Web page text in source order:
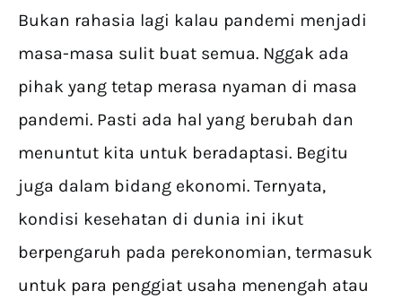
Bukan rahasia lagi kalau pandemi menjadi
masa-masa sulit buat semua. Nggak ada
pihak yang tetap merasa nyaman di masa
pandemi. Pasti ada hal yang berubah dan
menuntut kita untuk beradaptasi. Begitu
juga dalam bidang ekonomi. Ternyata,
kondisi kesehatan di dunia ini ikut
berpengaruh pada perekonomian, termasuk
untuk para penggiat usaha menengah atau